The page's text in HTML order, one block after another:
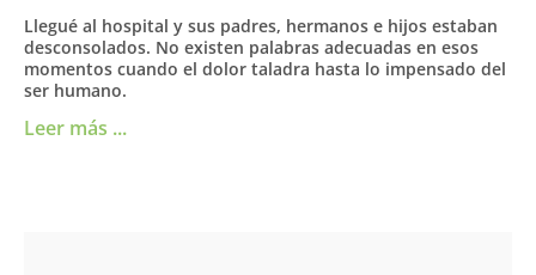
Llegué al hospital y sus padres, hermanos e hijos estaban
desconsolados. No existen palabras adecuadas en esos
momentos cuando el dolor taladra hasta lo impensado del
ser humano.
Leer más ...